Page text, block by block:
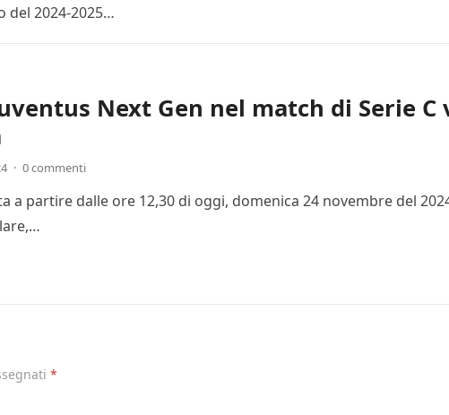
del 2024-2025…
Next Gen nel match di Serie C
· 0 commenti
a partire dalle ore 12,30 di oggi, domenica 24 novembre del
*